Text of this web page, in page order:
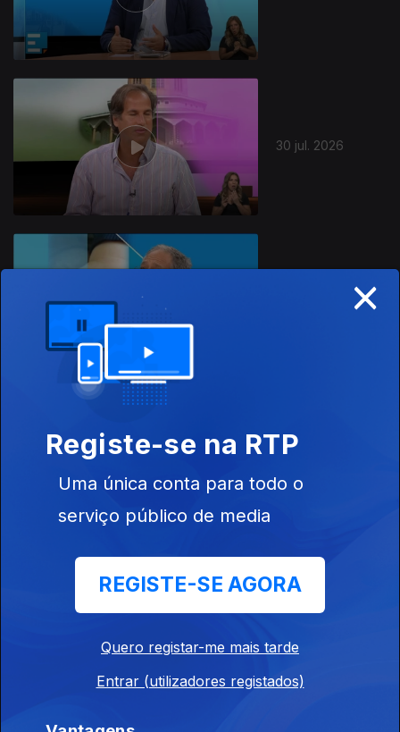
30 jul. 2026
28 jul. 2026
27 jul. 2026
×
Registe-se na RTP
Uma única conta para todo o
serviço público de media
REGISTE-SE AGORA
Quero registar-me mais tarde
Entrar (utilizadores registados)